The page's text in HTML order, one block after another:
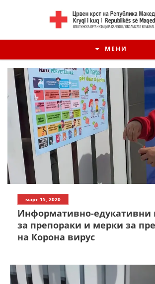
МЕНИ
март 15, 2020
Информативно-едукативни
за препораки и мерки за
на Корона вирус